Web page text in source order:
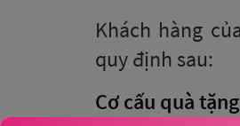
Khách hàng
quy định sau:
Cơ cấu quà tặng